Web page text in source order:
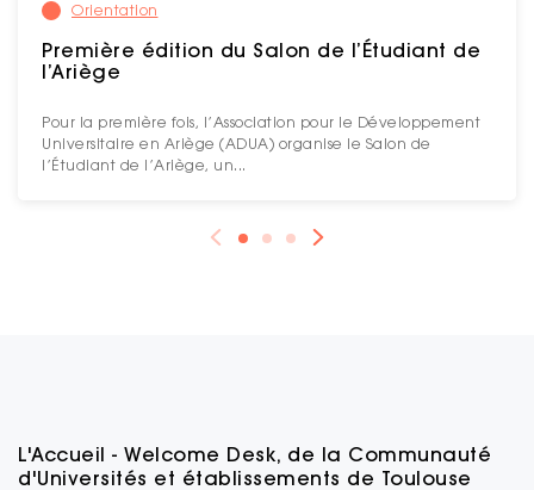
Orientation
Première édition du Salon de l’Étudiant de
l’Ariège
Pour la première fois, l’Association pour le Développement
Universitaire en Ariège (ADUA) organise le Salon de
l’Étudiant de l’Ariège, un...
L'Accueil - Welcome Desk, de la Communauté
d'Universités et établissements de Toulouse